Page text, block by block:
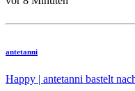
antetanni
Happy | antetanni bastelt